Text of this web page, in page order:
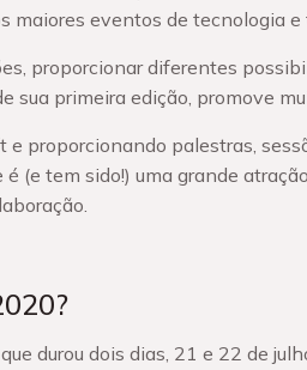
maiores eventos de tecnologia
proporcionar diferentes
sua primeira edição, promove
proporcionando palestras,
(e tem sido!) uma grande
durou dois dias, 21 e 22 de